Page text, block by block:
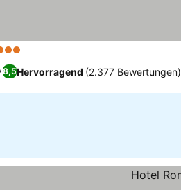
Sterne
8,5Hervorragend (2.377 Bewertungen)